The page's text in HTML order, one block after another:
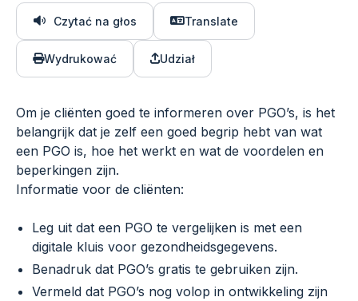
Czytać na głos Translate
Wydrukować Udział
Om je cliënten goed te informeren over PGO’s, is het
belangrijk dat je zelf een goed begrip hebt van wat
een PGO is, hoe het werkt en wat de voordelen en
beperkingen zijn.
Informatie voor de cliënten:
Leg uit dat een PGO te vergelijken is met een
digitale kluis voor gezondheidsgegevens.
Benadruk dat PGO’s gratis te gebruiken zijn.
Vermeld dat PGO’s nog volop in ontwikkeling zijn